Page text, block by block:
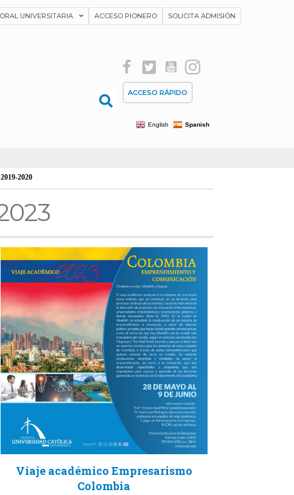
UNIVERSITARIA ACCESO PIONERO SOLICITA ADMISIÓN
ACCESO RÁPIDO
English Spanish
2020
Viaje académico Empresarismo
Colombia